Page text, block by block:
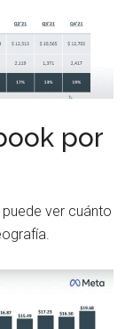
por
ver cuánto